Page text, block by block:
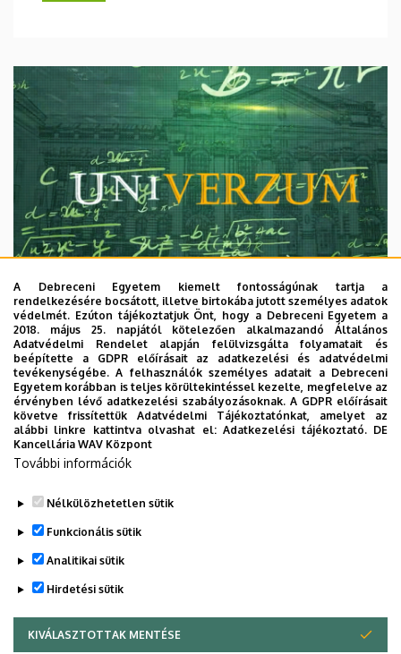
2026. augusztus 7.
Univerzum: A Debreceni Egyetem
titkos receptjei
KUTATÁS TUDOMÁNY
A Debreceni Egyetem kiemelt fontosságúnak tartja a
rendelkezésére bocsátott, illetve birtokába jutott személyes adatok
védelmét. Ezúton tájékoztatjuk Önt, hogy a Debreceni Egyetem a
2018. május 25. napjától kötelezően alkalmazandó Általános
Adatvédelmi Rendelet alapján felülvizsgálta folyamatait és
beépítette a GDPR előírásait az adatkezelési és adatvédelmi
tevékenységébe. A felhasználók személyes adatait a Debreceni
Egyetem korábban is teljes körültekintéssel kezelte, megfelelve az
érvényben lévő adatkezelési szabályozásoknak. A GDPR előírásait
követve frissítettük Adatvédelmi Tájékoztatónkat, amelyet az
alábbi linkre kattintva olvashat el:Adatkezelési tájékoztató. DE
Kancellária WAV Központ
További információk
Nélkülözhetetlen sütik
Funkcionális sütik
Analitikai sütik
Hirdetési sütik
KIVÁLASZTOTTAK MENTÉSE
WITHDRAW CONSENT